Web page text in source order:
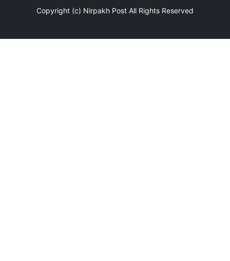
Copyright (c) Nirpakh Post All Rights Reserved